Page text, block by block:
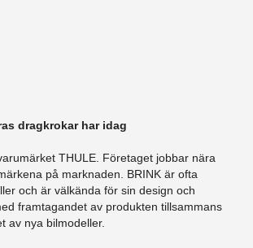
dragkrokar har idag
THULE. Företaget jobbar nära
på marknaden. BRINK är ofta
och är välkända för sin design och
framtagandet av produkten tillsammans
av nya bilmodeller.